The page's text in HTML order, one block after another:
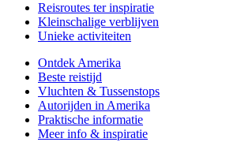
Reisroutes ter inspiratie
Kleinschalige verblijven
Unieke activiteiten
Ontdek Amerika
Beste reistijd
Vluchten & Tussenstops
Autorijden in Amerika
Praktische informatie
Meer info & inspiratie